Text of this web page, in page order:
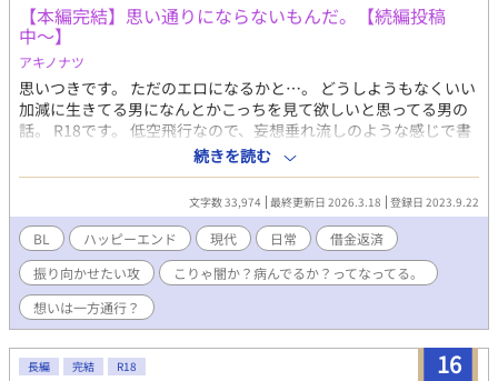
【本編完結】思い通りにならないもんだ。【続編投稿
中〜】
アキノナツ
思いつきです。 ただのエロになるかと…。 どうしようもなくいい
加減に生きてる男になんとかこっちを見て欲しいと思ってる男の
話。 R18です。 低空飛行なので、妄想垂れ流しのような感じで書
いてしまってます(￣▽￣;) 取り敢えず、本編終了。 後日談は、ぼ
ちぼちと思いついた感じで、書くと思うです。 ◆第一弾【男の日
常】(変更するかもですf^_^;)乳首育成云々をごにょごにょと…(￣
▽￣;) 反省しなアカン男が手強いの〜
続きを読む
文字数 33,974 最終更新日 2026.3.18 登録日 2023.9.22
BL ハッピーエンド 現代 日常
借金返済
振り向かせたい攻
こりゃ闇か？病んでるか？ってなってる。
想いは一方通行？
16
長編 完結 R18